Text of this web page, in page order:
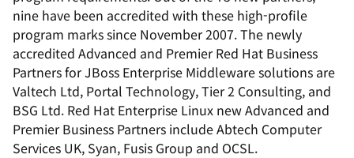
nine have been accredited with these high-profile
program marks since November 2007. The newly
accredited Advanced and Premier Red Hat Business
Partners for JBoss Enterprise Middleware solutions are
Valtech Ltd, Portal Technology, Tier 2 Consulting, and
BSG Ltd. Red Hat Enterprise Linux new Advanced and
Premier Business Partners include Abtech Computer
Services UK, Syan, Fusis Group and OCSL.